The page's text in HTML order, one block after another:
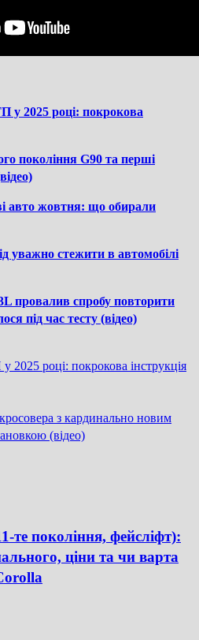
у 2025 році: покрокова
покоління G90 та перші
авто жовтня: що обирали
уважно стежити в автомобілі
провалив спробу повторити
під час тесту (відео)
2025 році: покрокова інструкція
з кардинально новим
(відео)
те покоління, фейсліфт):
ціни та чи варта